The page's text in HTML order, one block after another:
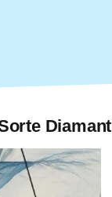
Diamant